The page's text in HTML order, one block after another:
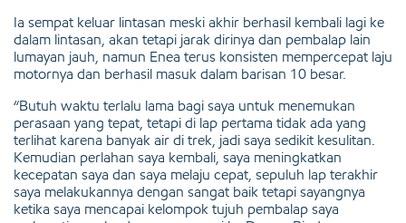
Ia sempat keluar lintasan meski akhir berhasil kembali lagi ke
dalam lintasan, akan tetapi jarak dirinya dan pembalap lain
lumayan jauh, namun Enea terus konsisten mempercepat laju
motornya dan berhasil masuk dalam barisan 10 besar.
“Butuh waktu terlalu lama bagi saya untuk menemukan
perasaan yang tepat, tetapi di lap pertama tidak ada yang
terlihat karena banyak air di trek, jadi saya sedikit kesulitan.
Kemudian perlahan saya kembali, saya meningkatkan
kecepatan saya dan saya melaju cepat, sepuluh lap terakhir
saya melakukannya dengan sangat baik tetapi sayangnya
ketika saya mencapai kelompok tujuh pembalap saya